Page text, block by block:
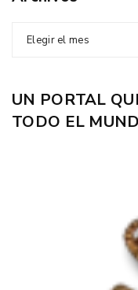
Elegir el mes
UN PORTAL
TODO EL